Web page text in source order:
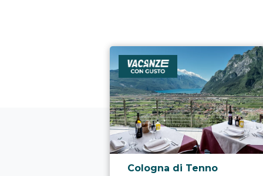
Località punto di interesse
Cologna di Tenno